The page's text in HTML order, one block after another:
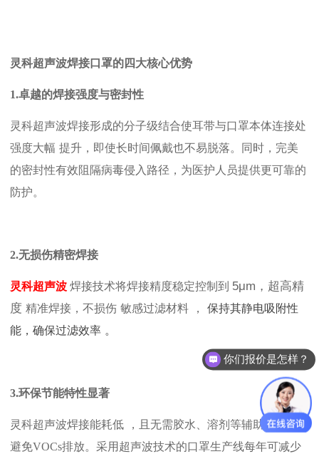
灵科超声波焊接口罩的四大核心优势
1.卓越的焊接强度与密封性
灵科超声波焊接形成的分子级结合使耳带与口罩本体连接处
强度大幅 提升，即使长时间佩戴也不易脱落。同时，完美
的密封性有效阻隔病毒侵入路径，为医护人员提供更可靠的
防护。
2.无损伤精密焊接
灵科超声波 焊接技术将焊接精度稳定控制到 5μm，超高精
度 精准焊接，不损伤 敏感过滤材料 ，
保持其静电吸附性
能，确保过滤效率 。
3.环保节能特性显著
灵科超声波焊接能耗低
，且无需胶水、溶剂等辅助材料，
避免VOCs排放。采用超声波技术的口罩生产线每年可减少
你们报价是怎样？